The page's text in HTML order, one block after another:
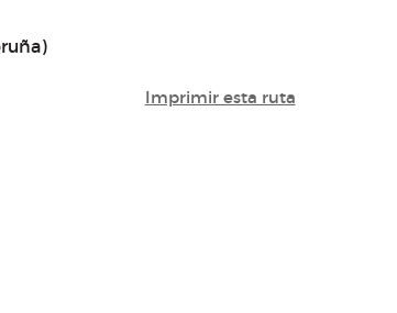
Imprimir esta ruta